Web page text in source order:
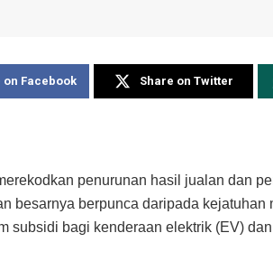
on Facebook Share on Twitter
penurunan hasil jualan dan
besarnya berpunca daripada kejatuhan
subsidi bagi kenderaan elektrik (EV)